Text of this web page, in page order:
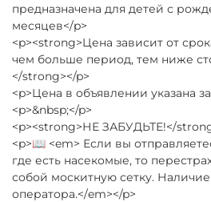
предназначена для детей с
месяцев</p>
<p><strong>Цена зависит от
чем больше период, тем ниже
</strong></p>
<p>Цена в объявлении указана
<p>&nbsp;</p>
<p><strong>НЕ ЗАБУДЬТЕ!</
<p>📖 <em> Если вы
где есть насекомые, то
собой москитную сетку. Наличие
оператора.</em></p>